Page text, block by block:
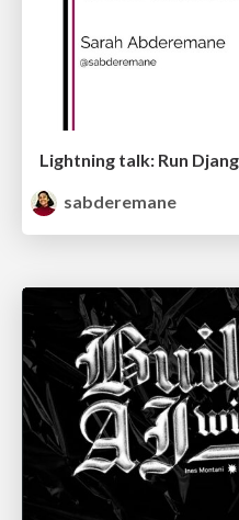
sabderemane